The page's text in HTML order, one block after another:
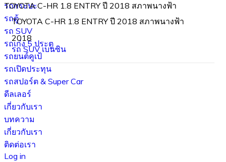
รถกระบะ
รถตู้
รถ SUV
รถเก๋ง 5 ประตู
รถยนต์คูเป้
รถเปิดประทุน
รถสปอร์ต & Super Car
ดีลเลอร์
เกี่ยวกับเรา
บทความ
เกี่ยวกับเรา
ติดต่อเรา
Log in
TOYOTA C-HR 1.8 ENTRY ปี 2018 สภาพนางฟ้า
TOYOTA C-HR 1.8 ENTRY ปี 2018 สภาพนางฟ้า
2018
รถ SUVเบนซิน